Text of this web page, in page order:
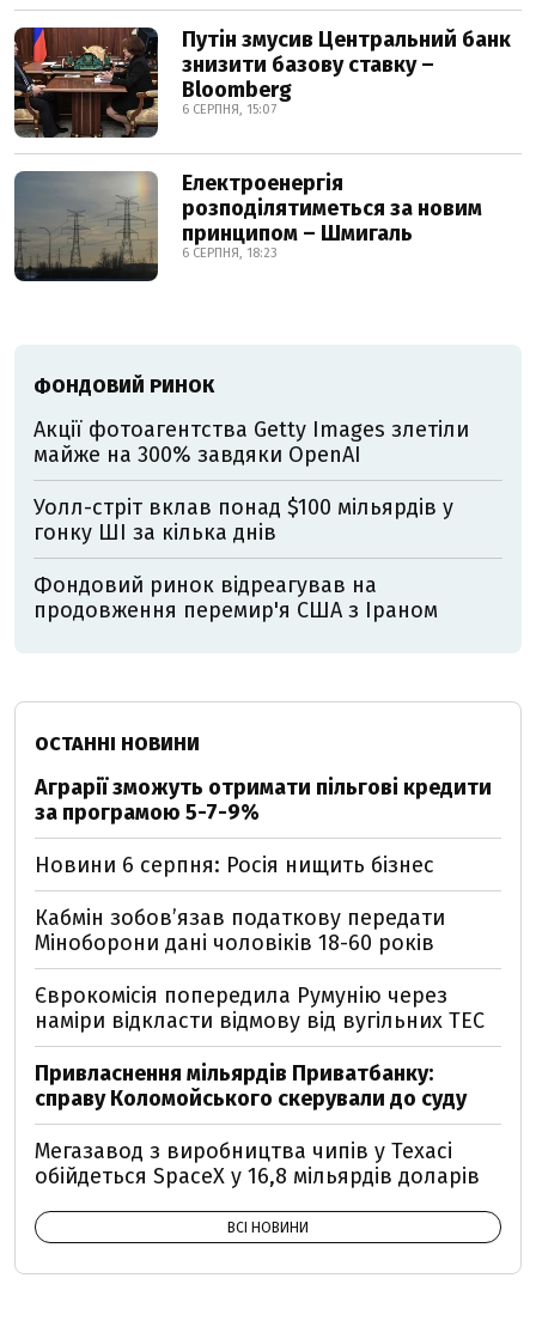
Путін змусив Центральний банк
знизити базову ставку –
Bloomberg
6 СЕРПНЯ, 15:07
Електроенергія
розподілятиметься за новим
принципом – Шмигаль
6 СЕРПНЯ, 18:23
ФОНДОВИЙ РИНОК
Акції фотоагентства Getty Images злетіли
майже на 300% завдяки OpenAI
Уолл-стріт вклав понад $100 мільярдів у
гонку ШІ за кілька днів
Фондовий ринок відреагував на
продовження перемир'я США з Іраном
ОСТАННІ НОВИНИ
Аграрії зможуть отримати пільгові кредити
за програмою 5-7-9%
Новини 6 серпня: Росія нищить бізнес
Кабмін зобовʼязав податкову передати
Міноборони дані чоловіків 18-60 років
Єврокомісія попередила Румунію через
наміри відкласти відмову від вугільних ТЕС
Привласнення мільярдів Приватбанку:
справу Коломойського скерували до суду
Мегазавод з виробництва чипів у Техасі
обійдеться SpaceX у 16,8 мільярдів доларів
ВСІ НОВИНИ